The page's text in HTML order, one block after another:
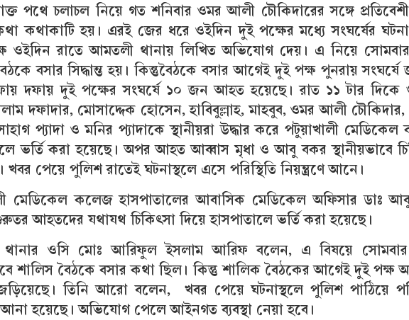
পথে চলাচল নিয়ে গত শনিবার ওমর আলী চৌকিদারের সঙ্গে
কথাকাটি হয়। এরই জের ধরে ওইদিন দুই পক্ষের মধ্যে সংঘর্ষের
ওইদিন রাতে আমতলী থানায় লিখিত অভিযোগ দেয়। এ নিয়ে
বসার সিদ্ধান্ত হয়। কিন্তুবৈঠকে বসার আগেই দুই পক্ষ পুনরায় সংঘর্ষে
দফায় দুই পক্ষের সংঘর্ষে ১০ জন আহত হয়েছে। রাত ১১ টার
দফাদার, মোসাদ্দেক হোসেন, হাবিবুল্লাহ, মাহবুব, ওমর আলী
প্যাদা ও মনির প্যাদাকে স্থানীয়রা উদ্ধার করে পটুয়াখালী
ভর্তি করা হয়েছে। অপর আহত আব্বাস মৃধা ও আবু বকর স্থানীয়ভাবে
খবর পেয়ে পুলিশ রাতেই ঘটনাস্থলে এসে পরিস্থিতি নিয়ন্ত্রণে আনে।
মেডিকেল কলেজ হাসপাতালের আবাসিক মেডিকেল অফিসার ডাঃ
আহতদের যথাযথ চিকিৎসা দিয়ে হাসপাতালে ভর্তি করা হয়েছে।
ওসি মোঃ আরিফুল ইসলাম আরিফ বলেন, এ বিষয়ে সোমবার
শালিস বৈঠকে বসার কথা ছিল। কিন্তু শালিক বৈঠকের আগেই দুই পক্ষ
তিনি আরো বলেন, খবর পেয়ে ঘটনাস্থলে পুলিশ পাঠিয়ে
আনা হয়েছে। অভিযোগ পেলে আইনগত ব্যবস্থা নেয়া হবে।